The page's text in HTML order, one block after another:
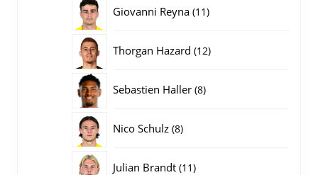
Giovanni Reyna 1111
Thorgan Hazard 1212
Sebastien Haller 88
Nico Schulz 88
Julian Brandt 1111